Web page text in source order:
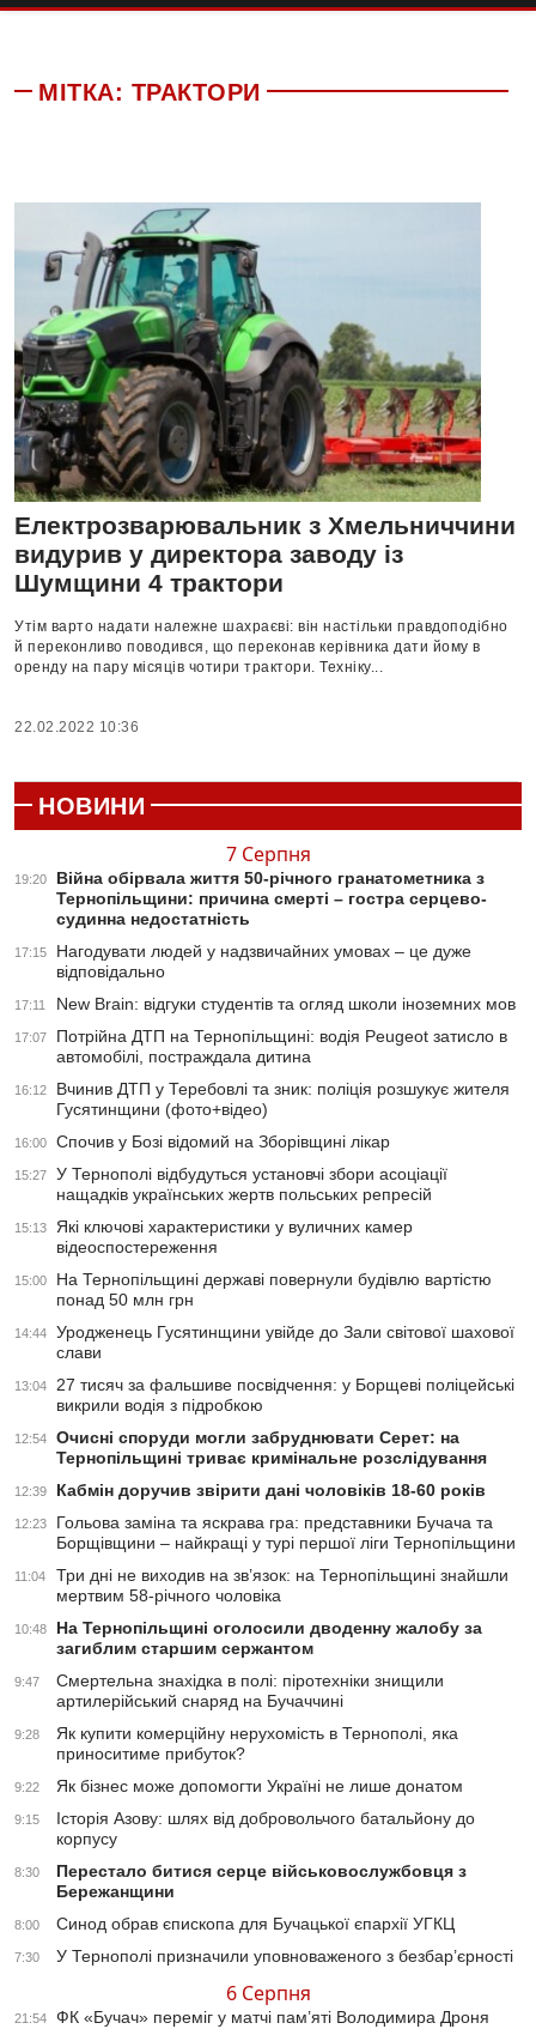
МІТКА: ТРАКТОРИ
Електрозварювальник з Хмельниччини
видурив у директора заводу із
Шумщини 4 трактори
Утім варто надати належне шахраєві: він настільки правдоподібно
й переконливо поводився, що переконав керівника дати йому в
оренду на пару місяців чотири трактори. Техніку...
22.02.2022 10:36
НОВИНИ
7 Серпня
19:20
Війна обірвала життя 50-річного гранатометника з
Тернопільщини: причина смерті – гостра серцево-
судинна недостатність
17:15
Нагодувати людей у надзвичайних умовах – це дуже
відповідально
17:11 New Brain: відгуки студентів та огляд школи іноземних мов
17:07
Потрійна ДТП на Тернопільщині: водія Peugeot затисло в
автомобілі, постраждала дитина
16:12
Вчинив ДТП у Теребовлі та зник: поліція розшукує жителя
Гусятинщини (фото+відео)
16:00 Спочив у Бозі відомий на Зборівщині лікар
15:27
У Тернополі відбудуться установчі збори асоціації
нащадків українських жертв польських репресій
15:13
Які ключові характеристики у вуличних камер
відеоспостереження
15:00
На Тернопільщині державі повернули будівлю вартістю
понад 50 млн грн
14:44
Уродженець Гусятинщини увійде до Зали світової шахової
слави
13:04
27 тисяч за фальшиве посвідчення: у Борщеві поліцейські
викрили водія з підробкою
12:54
Очисні споруди могли забруднювати Серет: на
Тернопільщині триває кримінальне розслідування
12:39 Кабмін доручив звірити дані чоловіків 18-60 років
12:23
Гольова заміна та яскрава гра: представники Бучача та
Борщівщини – найкращі у турі першої ліги Тернопільщини
11:04
Три дні не виходив на зв’язок: на Тернопільщині знайшли
мертвим 58-річного чоловіка
10:48
На Тернопільщині оголосили дводенну жалобу за
загиблим старшим сержантом
9:47
Смертельна знахідка в полі: піротехніки знищили
артилерійський снаряд на Бучаччині
9:28
Як купити комерційну нерухомість в Тернополі, яка
приноситиме прибуток?
9:22 Як бізнес може допомогти Україні не лише донатом
9:15
Історія Азову: шлях від добровольчого батальйону до
корпусу
8:30
Перестало битися серце військовослужбовця з
Бережанщини
8:00 Синод обрав єпископа для Бучацької єпархії УГКЦ
7:30 У Тернополі призначили уповноваженого з безбар’єрності
6 Серпня
21:54 ФК «Бучач» переміг у матчі пам’яті Володимира Дроня